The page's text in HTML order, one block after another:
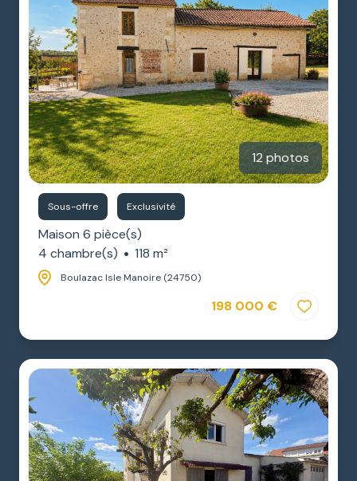
12 photos
Sous-offre Exclusivité
Maison 6 pièce(s)
4 chambre(s)
118 m²
Boulazac Isle Manoire (24750)
198 000 €